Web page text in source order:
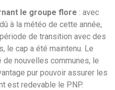
le groupe flore : avec
à la météo de cette année,
de transition avec des
le cap a été maintenu. Le
de nouvelles communes, le
pur pouvoir assurer les
est redevable le PNP.